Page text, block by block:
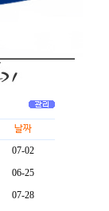
날짜
07-02
06-25
07-28